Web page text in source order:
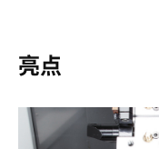
亮点